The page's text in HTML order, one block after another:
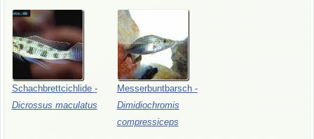
Schachbrettcichlide -
Dicrossus maculatus
Messerbuntbarsch -
Dimidiochromis
compressiceps